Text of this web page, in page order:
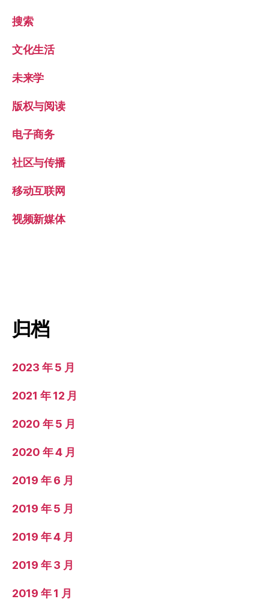
搜索
文化生活
未来学
版权与阅读
电子商务
社区与传播
移动互联网
视频新媒体
归档
2023 年 5 月
2021 年 12 月
2020 年 5 月
2020 年 4 月
2019 年 6 月
2019 年 5 月
2019 年 4 月
2019 年 3 月
2019 年 1 月